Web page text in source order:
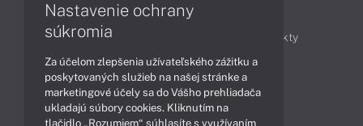
Články
Obchodné informácie
Produkty
Technológie
Videá
Obsah
Nastavenie ochrany
súkromia
Za účelom zlepšenia užívateľského zážitku a
poskytovaných služieb na našej stránke a
marketingové účely sa do Vášho prehliadača
ukladajú súbory cookies. Kliknutím na
tlačidlo „Rozumiem“ súhlasíte s využívaním